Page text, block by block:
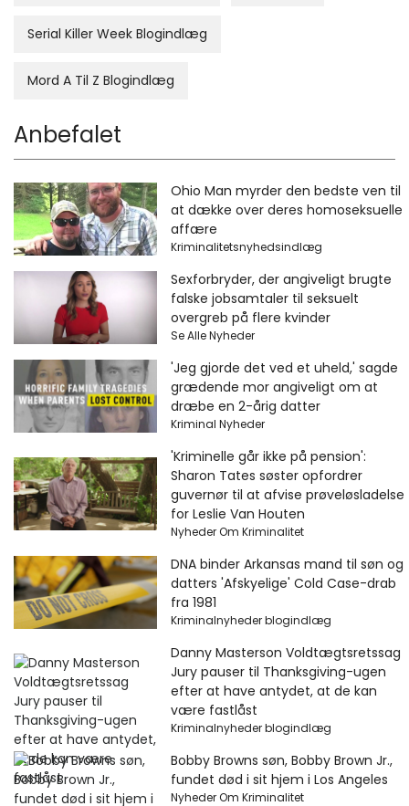
Serial Killer Week Blogindlæg
Mord A Til Z Blogindlæg
Anbefalet
Ohio Man myrder den bedste ven til
at dække over deres homoseksuelle
affære
Kriminalitetsnyhedsindlæg
Sexforbryder, der angiveligt brugte
falske jobsamtaler til seksuelt
overgreb på flere kvinder
Se Alle Nyheder
'Jeg gjorde det ved et uheld,' sagde
grædende mor angiveligt om at
dræbe en 2-årig datter
Kriminal Nyheder
'Kriminelle går ikke på pension':
Sharon Tates søster opfordrer
guvernør til at afvise prøveløsladelse
for Leslie Van Houten
Nyheder Om Kriminalitet
DNA binder Arkansas mand til søn og
datters 'Afskyelige' Cold Case-drab
fra 1981
Kriminalnyheder blogindlæg
Danny Masterson Voldtægtsretssag
Jury pauser til Thanksgiving-ugen
efter at have antydet, at de kan
være fastlåst
Kriminalnyheder blogindlæg
Bobby Browns søn, Bobby Brown Jr.,
fundet død i sit hjem i Los Angeles
Nyheder Om Kriminalitet